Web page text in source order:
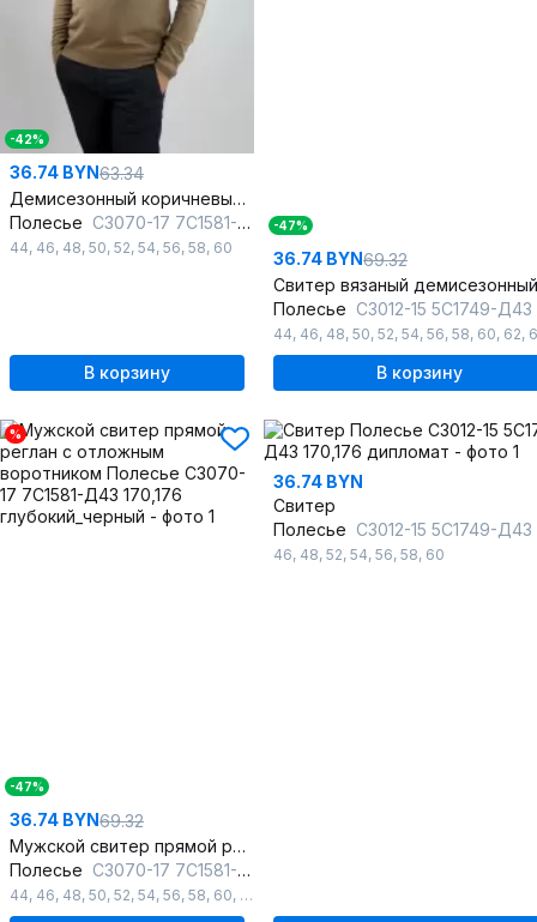
-42%
36.74 BYN63.34
Демисезонный коричневый мужской свитер с воротником-ложкой
Полесье С3070-17 7С1581-Д43 182,188 льняной_темный
44, 46, 48, 50, 52, 54, 56, 58, 60
В корзину
-47%
36.74 BYN69.32
Полесье С3012-15 5С1749-Д43 182,188
44, 46, 48, 50, 52, 54, 56, 58, 60, 62,
В корзину
%
-47%
36.74 BYN69.32
Мужской свитер прямой реглан с отложным воротником
Полесье С3070-17 7С1581-Д43 170,176 глубокий_черный
44, 46, 48, 50, 52, 54, 56, 58, 60, 62
36.74 BYN
Свитер
Полесье С3012-15 5С1749-Д43 170,176
46, 48, 52, 54, 56, 58, 60